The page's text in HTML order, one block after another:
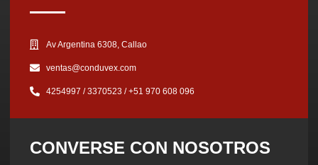
Av Argentina 6308, Callao
ventas@conduvex.com
4254997 / 3370523 / ‪+51 970 608 096‬
CONVERSE CON NOSOTROS